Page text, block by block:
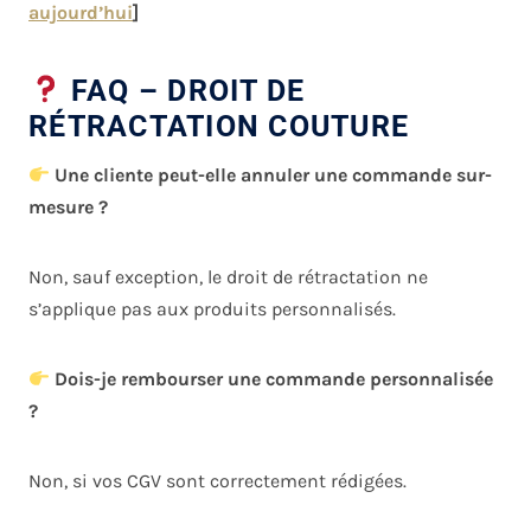
aujourd’hui]
FAQ – DROIT DE
RÉTRACTATION COUTURE
Une cliente peut-elle annuler une commande sur-
mesure ?
Non, sauf exception, le droit de rétractation ne
s’applique pas aux produits personnalisés.
Dois-je rembourser une commande personnalisée
?
Non, si vos CGV sont correctement rédigées.